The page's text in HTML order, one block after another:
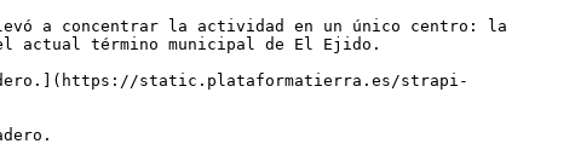
a concentrar la actividad en un único centro: la
actual término municipal de El Ejido.
static.plataformatierra.es/strapi-